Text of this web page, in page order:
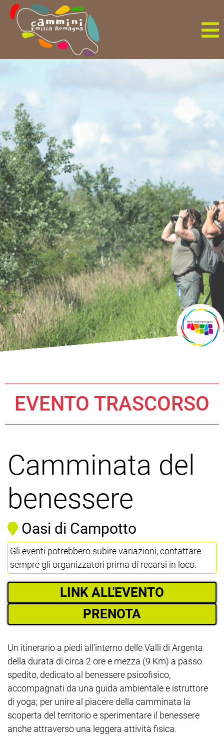
EVENTO TRASCORSO
Camminata del
benessere
Oasi di Campotto
Gli eventi potrebbero subire variazioni, contattare
sempre gli organizzatori prima di recarsi in loco.
LINK ALL'EVENTO
PRENOTA
Un itinerario a piedi all’interno delle Valli di Argenta
della durata di circa 2 ore e mezza (9 Km) a passo
spedito, dedicato al benessere psicofisico,
accompagnati da una guida ambientale e istruttore
di yoga; per unire al piacere della camminata la
scoperta del territorio e sperimentare il benessere
anche attraverso una leggera attività fisica.